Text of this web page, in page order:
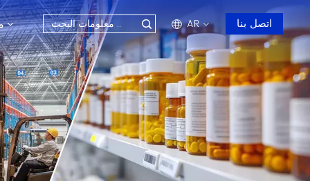
AR
en
fr
ru
es
اتصل بنا